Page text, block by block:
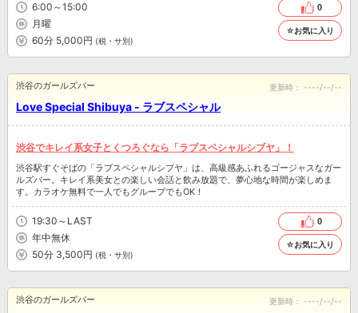
6:00～15:00
月曜
60分 5,000円 (税・サ別)
0
☆お気に入り
Love Special Shibuya - ラブスペシャル
渋谷のガールズバー 更新時： ----/--/--
渋谷でキレイ系女子とくつろぐなら「ラブスペシャルシブヤ」！
渋谷駅すぐそばの「ラブスペシャルシブヤ」は、高級感あふれるゴージャスなガー
ルズバー。キレイ系美女との楽しい会話と飲み放題で、夢心地な時間が楽しめま
す。カラオケ無料で一人でもグループでもOK！
19:30～LAST
年中無休
50分 3,500円 (税・サ別)
0
☆お気に入り
渋谷のガールズバー 更新時： ----/--/--